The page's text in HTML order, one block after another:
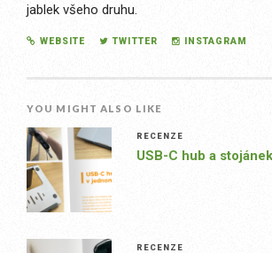
jablek všeho druhu.
WEBSITE TWITTER INSTAGRAM
YOU MIGHT ALSO LIKE
RECENZE
USB-C hub a
RECENZE